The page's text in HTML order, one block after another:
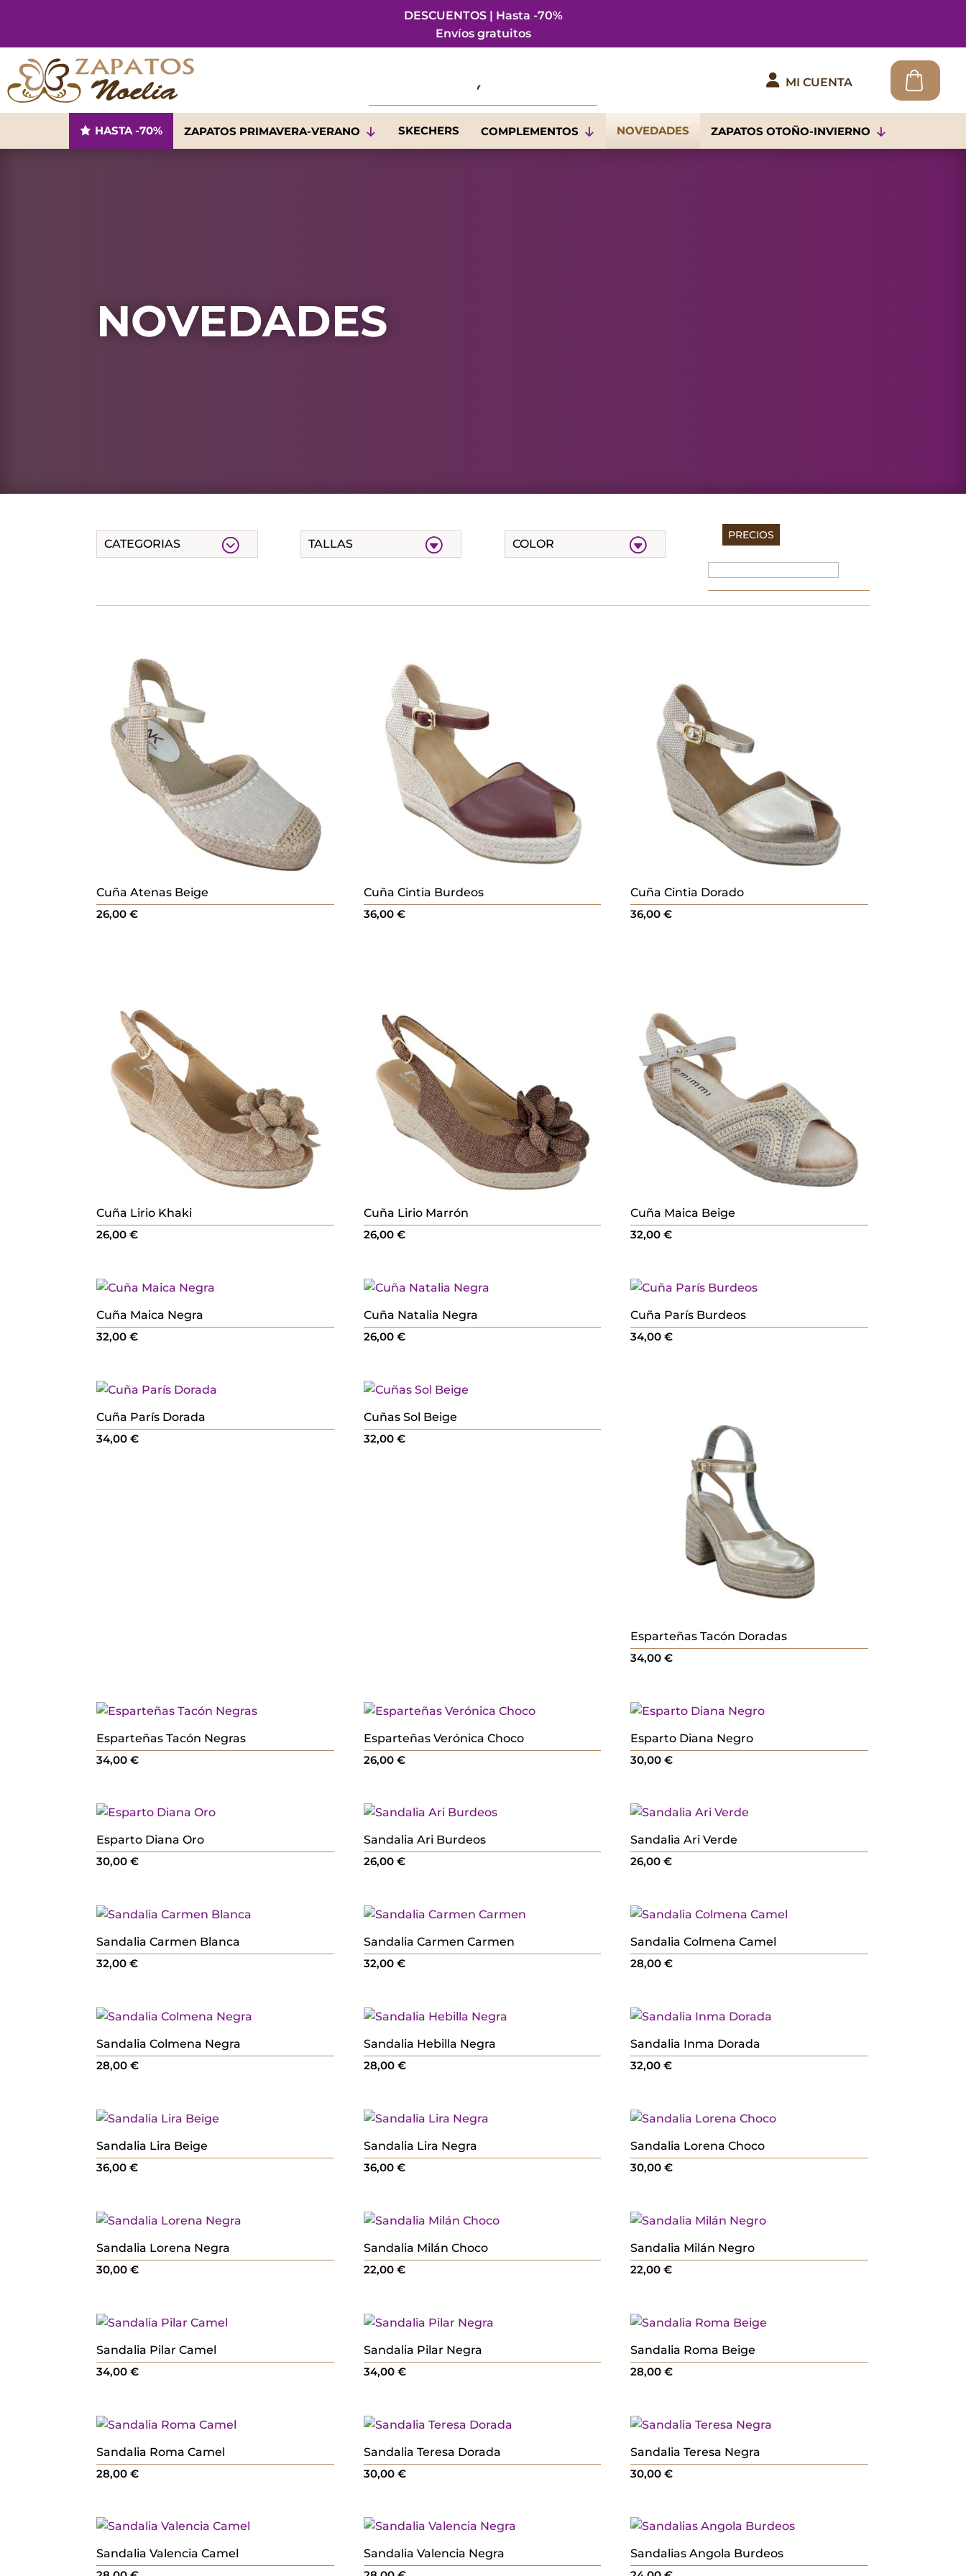
DESCUENTOS | Hasta -70%
Envíos gratuitos
 MI CUENTA
HASTA -70% ZAPATOS PRIMAVERA-VERANO SKECHERS COMPLEMENTOS NOVEDADES ZAPATOS OTOÑO-INVIERNO
NOVEDADES
CATEGORIAS TALLAS COLOR
PRECIOS
Cuña Atenas Beige
26,00€
Cuña Cintia Burdeos
36,00 €
Cuña Cintia Dorado
36,00€
Cuña Lirio Khaki
26,00€
Cuña Lirio Marrón
26,00 €
Cuña Maica Beige
32,00€
Cuña Maica Negra
32,00€
Cuña Natalia Negra
26,00 €
Cuña París Burdeos
34,00€
Cuña París Dorada
34,00€
Cuñas Sol Beige
32,00 €
Esparteñas Tacón Doradas
34,00€
Esparteñas Tacón Negras
34,00€
Esparteñas Verónica Choco
26,00 €
Esparto Diana Negro
30,00€
Esparto Diana Oro
30,00€
Sandalia Ari Burdeos
26,00 €
Sandalia Ari Verde
26,00€
Sandalia Carmen Blanca
32,00€
Sandalia Carmen Carmen
32,00 €
Sandalia Colmena Camel
28,00€
Sandalia Colmena Negra
28,00€
Sandalia Hebilla Negra
28,00 €
Sandalia Inma Dorada
32,00€
Sandalia Lira Beige
36,00€
Sandalia Lira Negra
36,00 €
Sandalia Lorena Choco
30,00€
Sandalia Lorena Negra
30,00€
Sandalia Milán Choco
22,00 €
Sandalia Milán Negro
22,00€
Sandalia Pilar Camel
34,00€
Sandalia Pilar Negra
34,00 €
Sandalia Roma Beige
28,00€
Sandalia Roma Camel
28,00€
Sandalia Teresa Dorada
30,00 €
Sandalia Teresa Negra
30,00€
Sandalia Valencia Camel
Sandalia Valencia Negra
Sandalias Angola Burdeos